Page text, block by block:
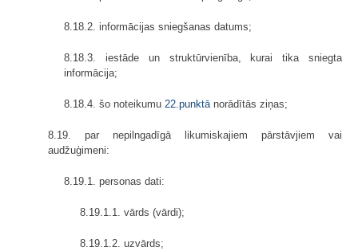
8.18.2. informācijas sniegšanas datums;
8.18.3. iestāde un struktūrvienība, kurai tika sniegta
informācija;
8.18.4. šo noteikumu 22.punktānorādītās ziņas;
8.19. par nepilngadīgā likumiskajiem pārstāvjiem vai
audžuģimeni:
8.19.1. personas dati:
8.19.1.1. vārds (vārdi);
8.19.1.2. uzvārds;